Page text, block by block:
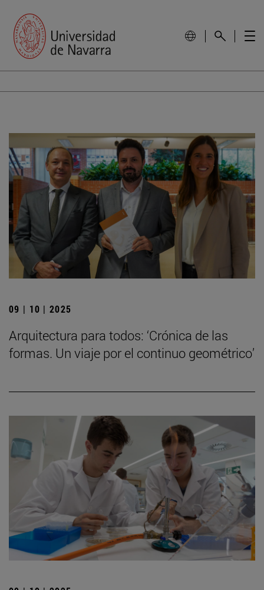
09 | 10 | 2025
Arquitectura para todos: ‘Crónica de las
formas. Un viaje por el continuo geométrico’